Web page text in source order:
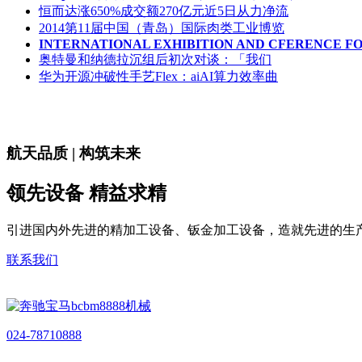
恒而达涨650%成交额270亿元近5日从力净流
2014第11届中国（青岛）国际肉类工业博览
INTERNATIONAL EXHIBITION AND CFERENCE
奥特曼和纳德拉沉组后初次对谈：「我们
华为开源冲破性手艺Flex：aiAI算力效率曲
航天品质 | 构筑未来
领先设备 精益求精
引进国内外先进的精加工设备、钣金加工设备，造就先进的
联系我们
024-78710888